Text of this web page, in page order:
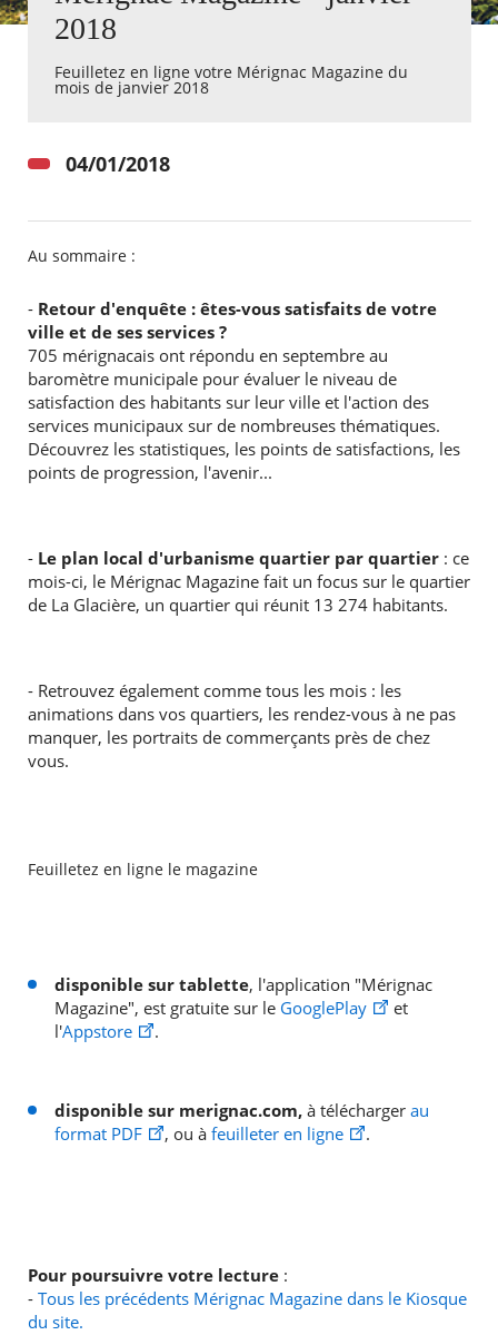
Actualités
RECHERCHER ...
2018
Feuilletez en ligne votre Mérignac Magazine du
mois de janvier 2018
04/01/2018
Au sommaire :
- Retour d'enquête : êtes-vous satisfaits de votre
ville et de ses services ?
705 mérignacais ont répondu en septembre au
baromètre municipale pour évaluer le niveau de
satisfaction des habitants sur leur ville et l'action des
services municipaux sur de nombreuses thématiques.
Découvrez les statistiques, les points de satisfactions, les
points de progression, l'avenir...
- Le plan local d'urbanisme quartier par quartier: ce
mois-ci, le Mérignac Magazine fait un focus sur le quartier
de La Glacière, un quartier qui réunit 13 274 habitants.
- Retrouvez également comme tous les mois : les
animations dans vos quartiers, les rendez-vous à ne pas
manquer, les portraits de commerçants près de chez
vous.
Feuilletez en ligne le magazine
disponible sur tablette, l'application "Mérignac
Magazine", est gratuite sur le GooglePlay
et
l'Appstore .
disponible sur merignac.com,à téléchargerau
format PDF
, ou àfeuilleter en ligne .
Pour poursuivre votre lecture:
-Tous les précédents Mérignac Magazine dans le Kiosque
du site.